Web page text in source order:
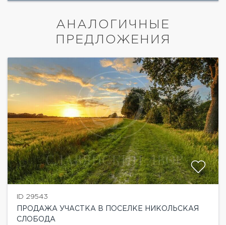
АНАЛОГИЧНЫЕ
ПРЕДЛОЖЕНИЯ
ID 29543
ПРОДАЖА УЧАСТКА В ПОСЕЛКЕ НИКОЛЬСКАЯ
СЛОБОДА